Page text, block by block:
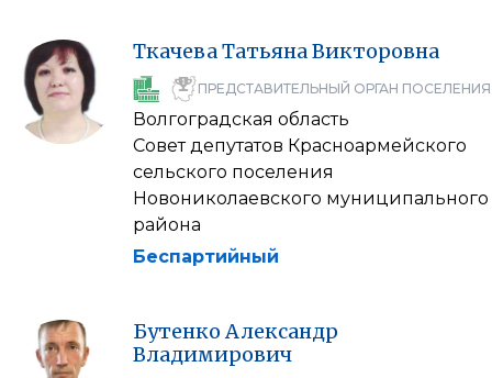
ТкачеваТатьянаВикторовна
ПРЕДСТАВИТЕЛЬНЫЙ ОРГАН ПОСЕЛЕНИЯ
Волгоградская область
Совет депутатов Красноармейского
сельского поселения
Новониколаевского муниципального
района
Беспартийный
Бутенко Александр
Владимирович